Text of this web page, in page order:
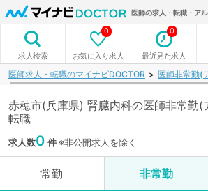
医師の求人・転職・ア
求人検索 お気に入り求人
0
最近見た求人
0
医師求人・転職のマイナビDOCTOR 医師非常勤(
赤穂市(兵庫県) 腎臓内科の医師非常勤(
転職
求人数0 件※非公開求人を除く
常勤 非常勤